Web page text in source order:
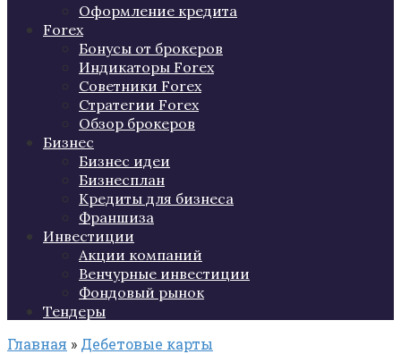
Оформление кредита
Forex
Бонусы от брокеров
Индикаторы Forex
Советники Forex
Стратегии Forex
Обзор брокеров
Бизнес
Бизнес идеи
Бизнесплан
Кредиты для бизнеса
Франшиза
Инвестиции
Акции компаний
Венчурные инвестиции
Фондовый рынок
Тендеры
Главная » Дебетовые карты